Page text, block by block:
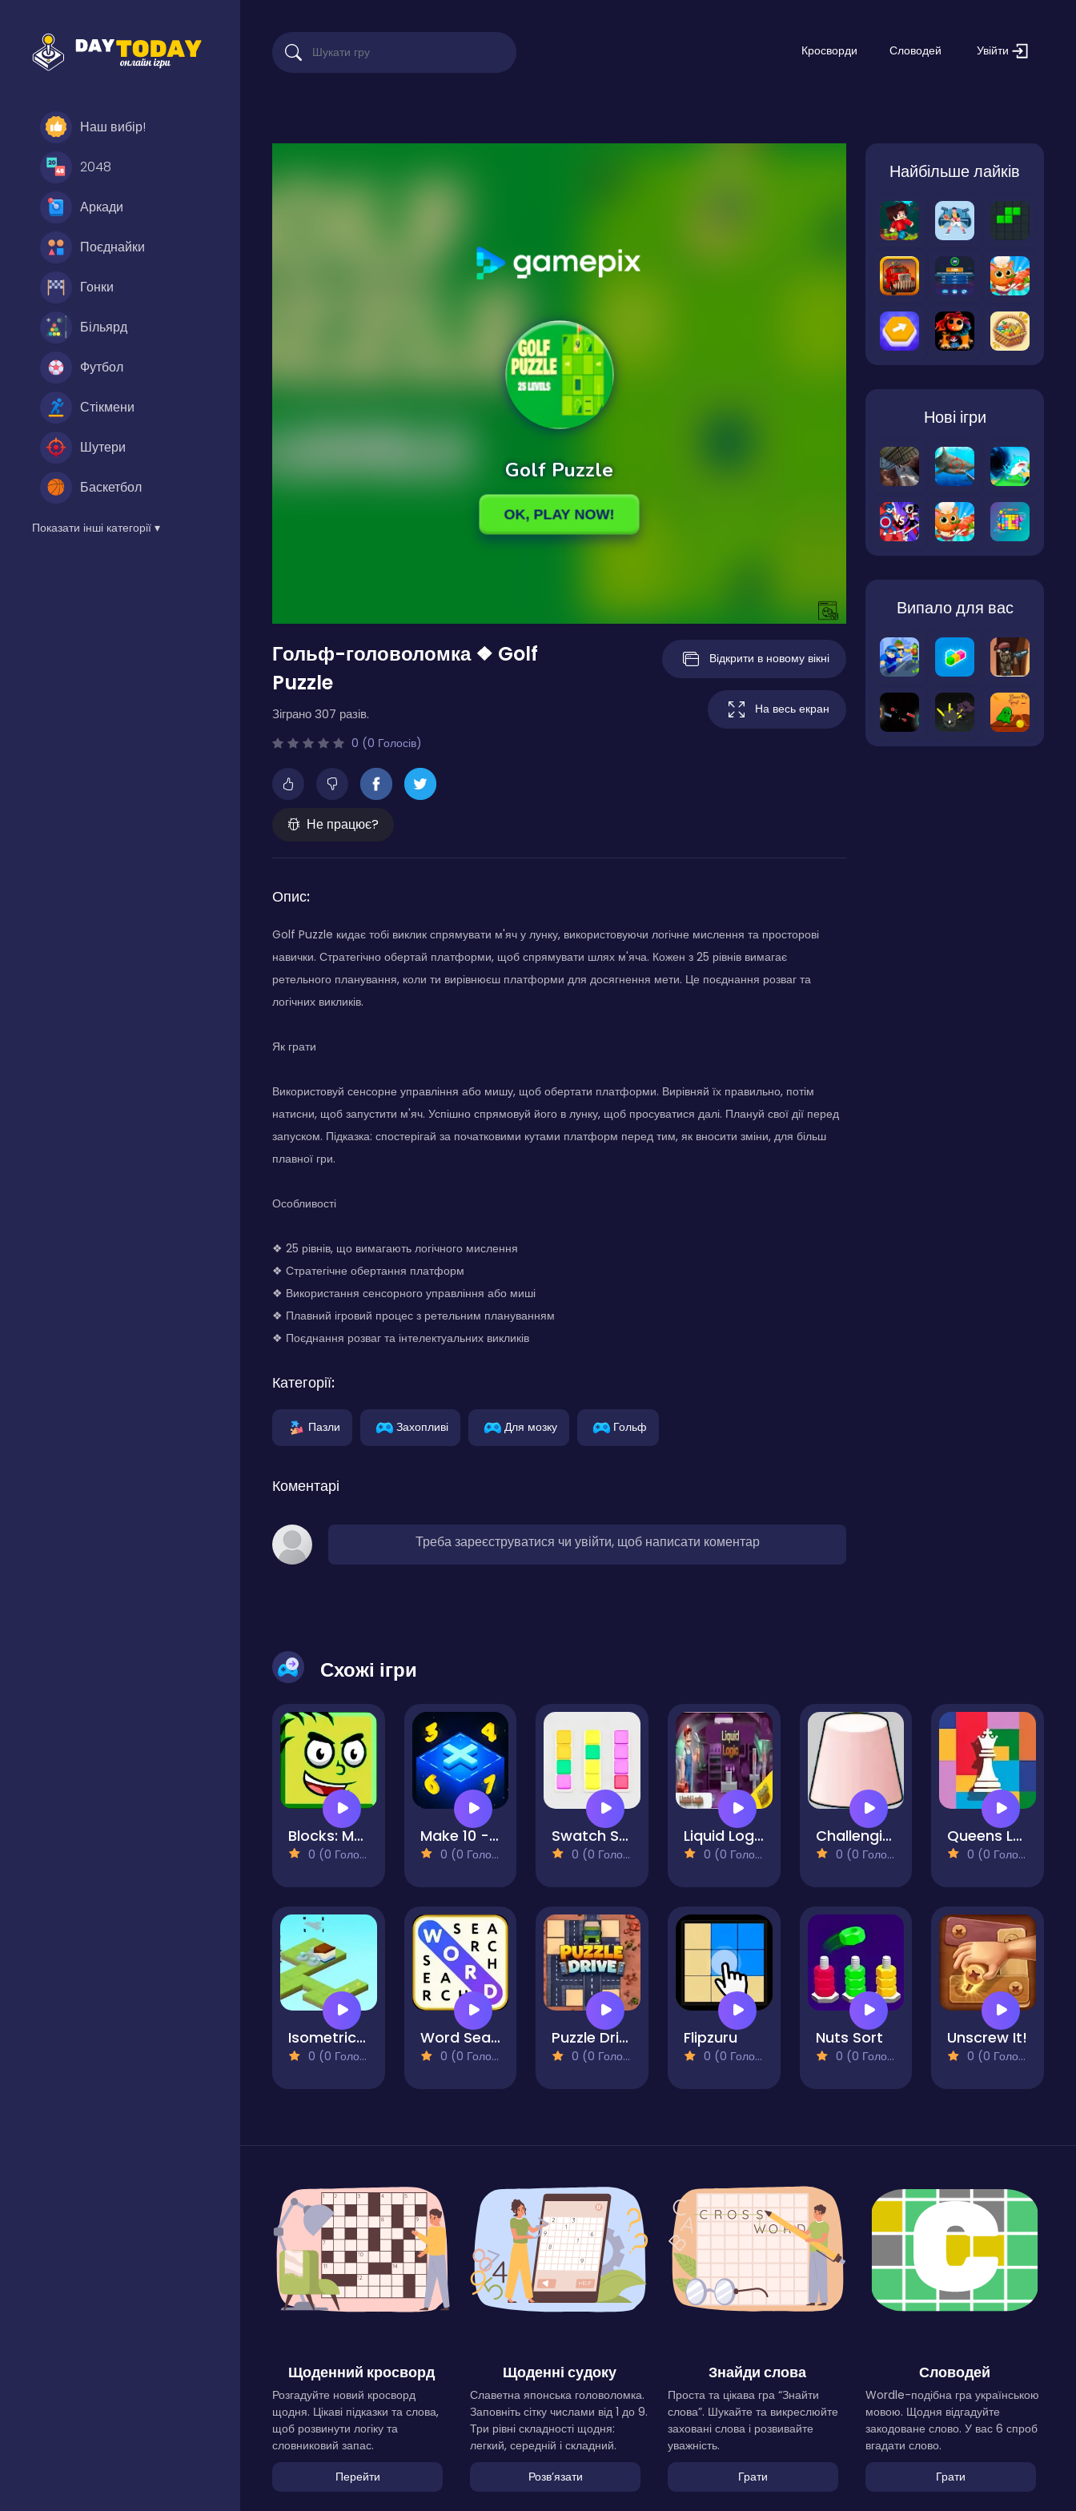
Наш вибір!
2048
Аркади
Поєднайки
Гонки
Більярд
Футбол
Стікмени
Шутери
Баскетбол
Показати інші категорії ▾
Кросворди Словодей Увійти
Гольф-головоломка ❖ Golf
Puzzle
Зіграно 307 разів.
0 (0 Голосів)
Не працює?
Відкрити в новому вікні
На весь екран
Опис:
Golf Puzzle кидає тобі виклик спрямувати м'яч у лунку, використовуючи логічне мислення та просторові
навички. Стратегічно обертай платформи, щоб спрямувати шлях м'яча. Кожен з 25 рівнів вимагає
ретельного планування, коли ти вирівнюєш платформи для досягнення мети. Це поєднання розваг та
логічних викликів.
Як грати
Використовуй сенсорне управління або мишу, щоб обертати платформи. Вирівняй їх правильно, потім
натисни, щоб запустити м'яч. Успішно спрямовуй його в лунку, щоб просуватися далі. Плануй свої дії перед
запуском. Підказка: спостерігай за початковими кутами платформ перед тим, як вносити зміни, для більш
плавної гри.
Особливості
❖ 25 рівнів, що вимагають логічного мислення
❖ Стратегічне обертання платформ
❖ Використання сенсорного управління або миші
❖ Плавний ігровий процес з ретельним плануванням
❖ Поєднання розваг та інтелектуальних викликів
Категорії:
Пазли Захопливі Для мозку Гольф
Коментарі
Треба зареєструватися чи увійти, щоб написати коментар
Найбільше лайків
Нові ігри
Випало для вас
Схожі ігри
Blocks: Move & Hit - PRO
0 (0 Голосів)
Make 10 - Puzzle
0 (0 Голосів)
Swatch Swap - Blocks Puzzle
0 (0 Голосів)
Liquid Logic
0 (0 Голосів)
Challenging Cups
0 (0 Голосів)
Queens Land
0 (0 Голосів)
Isometric Lamps Move
0 (0 Голосів)
Word Search - Word Puzzle
0 (0 Голосів)
Puzzle Drive
0 (0 Голосів)
Flipzuru
0 (0 Голосів)
Nuts Sort
0 (0 Голосів)
Unscrew It!
0 (0 Голосів)
Щоденний кросворд
Розгадуйте новий кросворд
щодня. Цікаві підказки та слова,
щоб розвинути логіку та
словниковий запас.
Перейти
Щоденні судоку
Славетна японська головоломка.
Заповніть сітку числами від 1 до 9.
Три рівні складності щодня:
легкий, середній і складний.
Розвʼязати
Знайди слова
Проста та цікава гра “Знайти
слова”. Шукайте та викреслюйте
заховані слова і розвивайте
уважність.
Грати
Словодей
Wordle-подібна гра українською
мовою. Щодня відгадуйте
закодоване слово. У вас 6 спроб
вгадати слово.
Грати